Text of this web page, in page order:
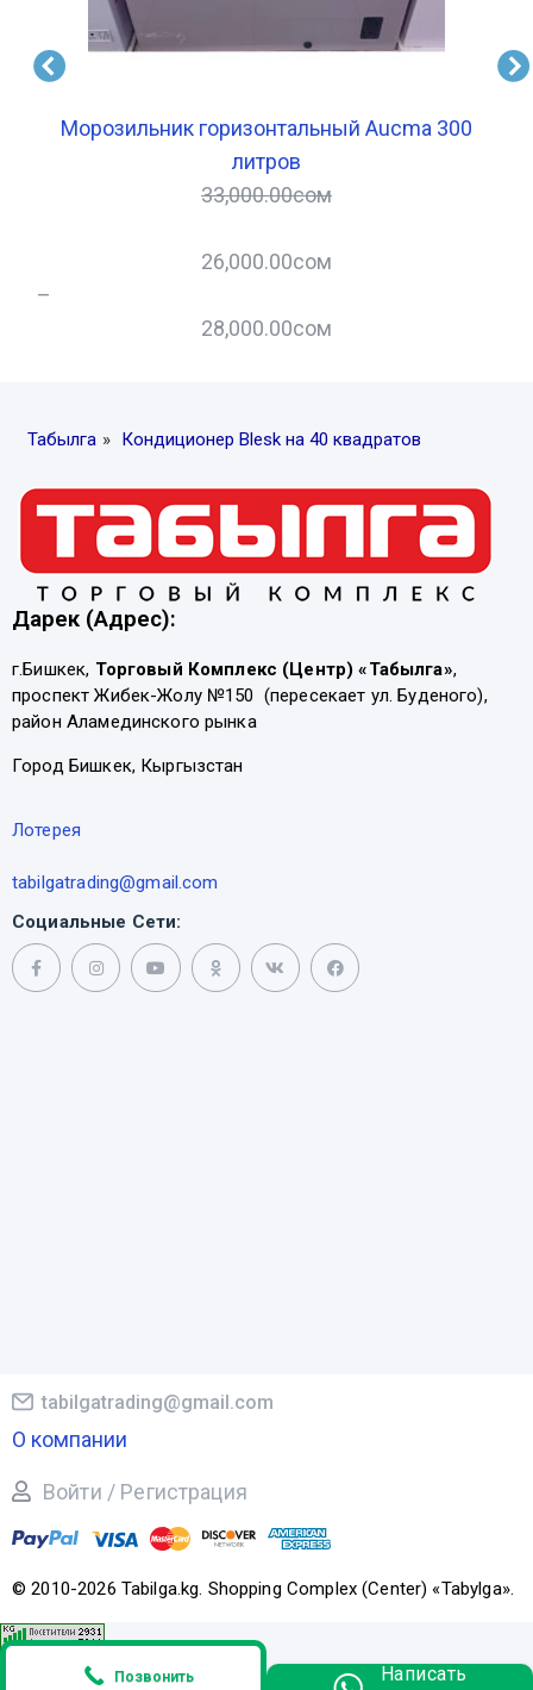
Морозильник горизонтальный Aucma 300
литров
33,000.00сом
26,000.00сом
–
28,000.00сом
Табылга » Кондиционер Blesk на 40 квадратов
Дарек (Адрес):
г.Бишкек, Торговый Комплекс (Центр) «Табылга»,
проспект Жибек-Жолу №150 (пересекает ул. Буденого),
район Аламединского рынка
Город Бишкек, Кыргызстан
Лотерея
tabilgatrading@gmail.com
Социальные Сети:
© 2010-2026 Tabilga.kg. Shopping Complex (Center) «Tabylga».
tabilgatrading@gmail.com
О компании
Войти / Регистрация
Написать
Позвонить